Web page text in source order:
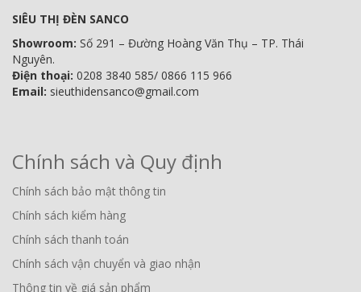
SIÊU THỊ ĐÈN SANCO
Showroom: Số 291 – Đường Hoàng Văn Thụ – TP. Thái
Nguyên.
Điện thoại: 0208 3840 585/ 0866 115 966
Email: sieuthidensanco@gmail.com
Chính sách và Quy định
Chính sách bảo mật thông tin
Chính sách kiểm hàng
Chính sách thanh toán
Chính sách vận chuyển và giao nhận
Thông tin về giá sản phẩm